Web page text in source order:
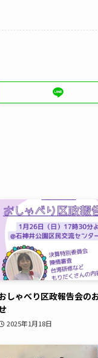
しゃべり区政報告会の
2025年1月18日